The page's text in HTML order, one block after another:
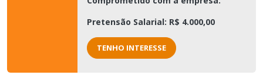
Pretensão Salarial: R$ 4.000,00
TENHO INTERESSE